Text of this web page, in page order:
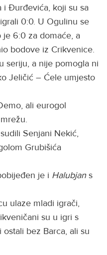
i Đurđevića, koji su sa
0:0. U Ogulinu se
je 6:0 za domaće, a
bodove iz Crikvenice.
seriju, a nije pomogla ni
Jeličić – Ćele umjesto
ali eurogol
Senjani Nekić,
Grubišića
je i Halubjans
ulaze mladi igrači,
su u igri s
bez Barca, ali su